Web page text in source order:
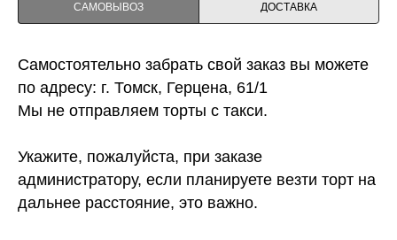
САМОВЫВОЗ ДОСТАВКА
Самостоятельно забрать свой заказ вы можете
по адресу: г. Томск, Герцена, 61/1
Мы не отправляем торты с такси.
Укажите, пожалуйста, при заказе
администратору, если планируете везти торт на
дальнее расстояние, это важно.